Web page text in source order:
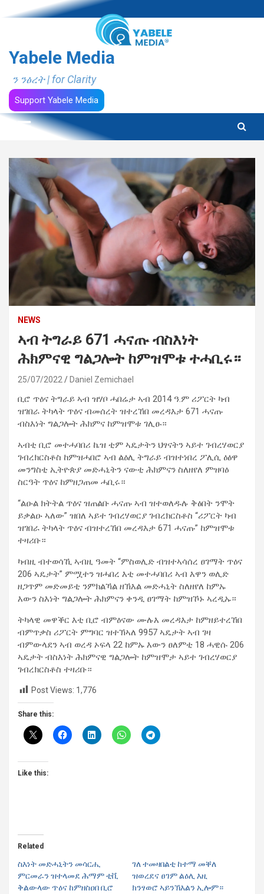
to
Yabele Media
ን ንፅረት | for Clarity
Support Yabele Media
NEWS
ኣብ ትግራይ 671 ሓናጡ ብስእነት
ሕክምናዊ ግልጋሎት ከምዝሞቱ ተሓቢሩ።
25/07/2022 Daniel Zemichael
ቢሮ ጥዕና ትግራይ ኣብ ዝሃቦ ሓበሬታ ኣብ 2014 ዓ.ም ሪፖርት ካብ
ዝገበራ ትካላት ጥዕና ብመሰረት ዝተረኸበ መረዳእታ 671 ሓናጡ
ብስእነት ግልጋሎት ሕክምና ከምዝሞቱ ገሊፁ።
ኣብቲ ቢሮ መተሓባበሪ ኬዝ ቲም ኣዴታትን ህፃናትን ኣይተ ገብረሃወርያ
ገብረክርስቶስ ከምዝሓበሮ ኣብ ልዕሊ ትግራይ ብዝተነበረ ፖሊሲ ዕፅዋ
መንግስቲ ኢትዮጵያ መድሓኒትን ናውቲ ሕክምናን ስለዘየለ ምዝባዕ
ስርዓት ጥዕና ከምዘጋጠመ ሓቢሩ።
“ልዑል ክትትል ጥዕና ዝጠልቡ ሓናጡ ኣብ ዝተወለዱሉ ቅፅበት ንሞት
ይቃልዑ ኣለው” ዝበለ ኣይተ ገብረሃወርያ ገብረክርስቶስ “ሪፖርት ካብ
ዝገበራ ትካላት ጥዕና ብዝተረኸበ መረዳእታ 671 ሓናጡ” ከምዝሞቱ
ተዛሪቡ።
ካብዚ ብተወሳኺ ኣብዚ ዓመት “ምስወሊድ ብዝተኣሳሰረ ፀገማት ጥዕና
206 ኣዴታት” ምሟተን ዝሓበረ እቲ መተሓባበሪ ኣብ እዋን ወሊድ
ዘጋጥም መድመይቲ ንምክልኻል ዘኽእል መድሓኒት ስለዘየለ ከምኡ
እውን ስእነት ግልጋሎት ሕክምናን ቀንዲ ፀገማት ከምዝኾኑ ኣረዲኡ።
ትካላዊ መዋቕር እቲ ቢሮ ብምዕናው ሙሉእ መረዳእታ ከምዘይተረኸበ
ብምጥቃስ ሪፖርት ምግባር ዝተኽኣለ 9957 ኣዴታት ኣብ ገዛ
ብምውላደን ኣብ ወረዳ ኦፍላ 22 ከምኡ እውን ፀለምቲ 18 ሓዊሱ 206
ኣዴታት ብስእነት ሕክምናዊ ግልጋሎት ከምዝሞታ ኣይተ ገብረሃወርያ
ገብረክርስቶስ ተዛሪቡ።
Post Views: 1,776
Share this:
Like this:
Related
ስእነት መድሓኒትን መሳርሒ
ምርመራን ዝተላመደ ሕማም ቲቪ
ቅልውላው ጥዕና ከምዘስዐበ ቢሮ
ገለ ተመዛበልቲ ከተማ መቐለ
ዝወረደና ፀገም ልዕሊ እዚ
ክንፃወሮ ኣይንኽእልን ኢሎም።